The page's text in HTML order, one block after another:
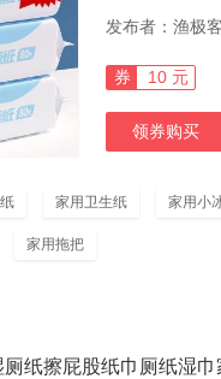
券 10 元
领券购买
家用卫生纸 家用小
家用拖把
纸擦屁股纸巾厕纸湿